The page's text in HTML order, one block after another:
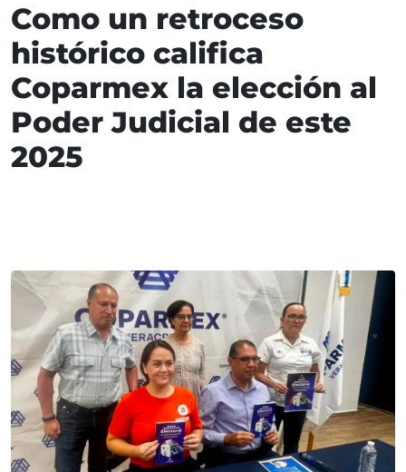
Como un retroceso
histórico califica
Coparmex la elección al
Poder Judicial de este
2025